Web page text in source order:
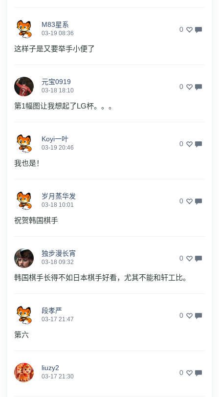
M83星系
03-19 08:36 0
这样子是又要举手小便了
元宝0919
03-18 18:10 0
第1幅图让我想起了LG杯。。。
Koyi一叶
03-19 20:46 0
我也是！
岁月蒸华发
03-18 10:01 0
祝贺韩国棋手
独步漫长宵
03-18 09:32 0
韩国棋手长得不如日本棋手好看，尤其不能和轩工比。
段孝严
03-17 21:47 0
第六
liuzy2
03-17 21:30 0